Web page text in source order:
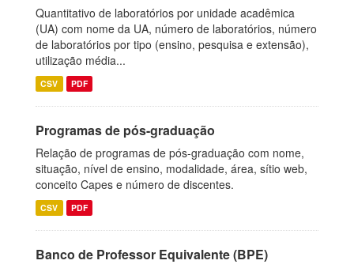
Quantitativo de laboratórios por unidade acadêmica
(UA) com nome da UA, número de laboratórios, número
de laboratórios por tipo (ensino, pesquisa e extensão),
utilização média...
CSV PDF
Programas de pós-graduação
Relação de programas de pós-graduação com nome,
situação, nível de ensino, modalidade, área, sítio web,
conceito Capes e número de discentes.
CSV PDF
Banco de Professor Equivalente (BPE)